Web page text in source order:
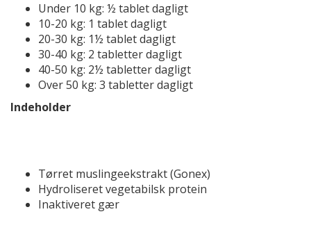
Under 10 kg: ½ tablet dagligt
10-20 kg: 1 tablet dagligt
20-30 kg: 1½ tablet dagligt
30-40 kg: 2 tabletter dagligt
40-50 kg: 2½ tabletter dagligt
Over 50 kg: 3 tabletter dagligt
Indeholder
Tørret muslingeekstrakt (Gonex)
Hydroliseret vegetabilsk protein
Inaktiveret gær